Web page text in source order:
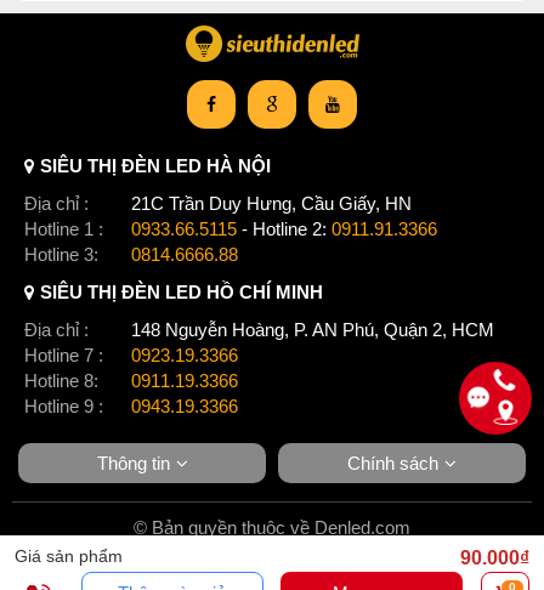
Giá sản phẩm
90.000₫
0
SIÊU THỊ ĐÈN LED HÀ NỘI
Địa chỉ :
21C Trần Duy Hưng, Cầu Giấy, HN
Hotline 1 :
0933.66.5115 - Hotline 2: 0911.91.3366
Hotline 3:
0814.6666.88
SIÊU THỊ ĐÈN LED HỒ CHÍ MINH
Địa chỉ :
148 Nguyễn Hoàng, P. AN Phú, Quận 2, HCM
Hotline 7 :
0923.19.3366
Hotline 8:
0911.19.3366
Hotline 9 :
0943.19.3366
Thông tin Chính sách
© Bản quyền thuộc về Denled.com